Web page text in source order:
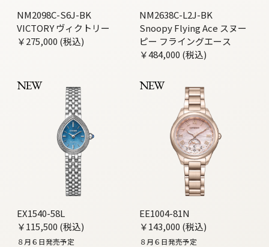
NM2098C-S6J-BK
VICTORY ヴィクトリー
￥275,000 (税込)
NM2638C-L2J-BK
Snoopy Flying Ace スヌー
ピー フライングエース
￥484,000 (税込)
NEW
EX1540-58L
￥115,500 (税込)
８月６日発売予定
NEW
EE1004-81N
￥143,000 (税込)
８月６日発売予定